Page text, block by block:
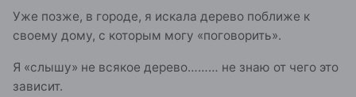
Уже позже, в городе, я искала дерево поближе к
своему дому, с которым могу «поговорить».
Я «слышу» не всякое дерево……… не знаю от чего это
зависит.